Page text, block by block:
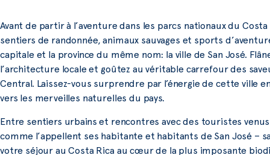
Avant de partir à l’aventure dans les parcs nationaux du
sentiers de randonnée, animaux sauvages et sports
capitale et la province du même nom: la ville de San José.
l’architecture locale et goûtez au véritable carrefour des
Central. Laissez-vous surprendre par l’énergie de cette ville
vers les merveilles naturelles du pays.
Entre sentiers urbains et rencontres avec des touristes
comme l’appellent ses habitante et habitants de San José –
votre séjour au Costa Rica au cœur de la plus imposante